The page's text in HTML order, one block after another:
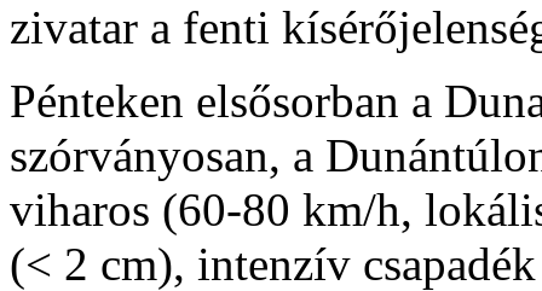
zivatar a fenti
Pénteken elsősorban a
szórványosan, a
viharos (60-80 km/h,
(< 2 cm), intenzív